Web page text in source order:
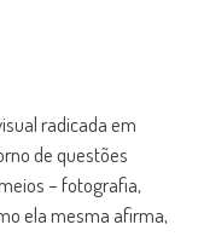
radicada em
de questões
– fotografia,
ela mesma afirma,